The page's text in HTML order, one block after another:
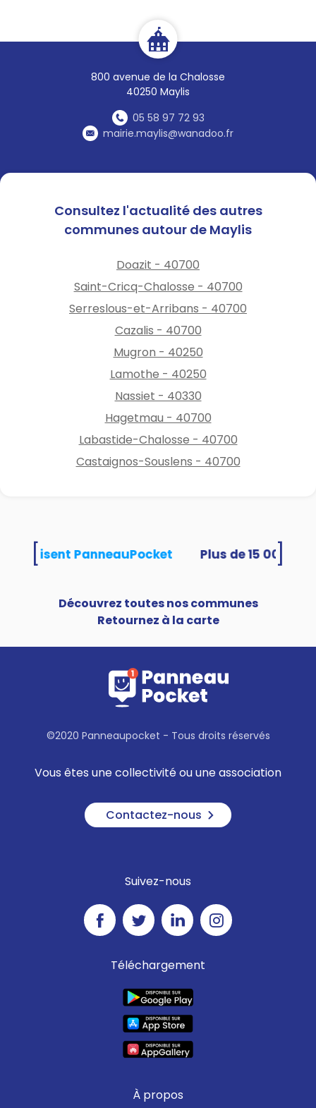
800 avenue de la Chalosse
40250 Maylis
05 58 97 72 93
mairie.maylis@wanadoo.fr
Consultez l'actualité des autres
communes autour de Maylis
Doazit - 40700
Saint-Cricq-Chalosse - 40700
Serreslous-et-Arribans - 40700
Cazalis - 40700
Mugron - 40250
Lamothe - 40250
Nassiet - 40330
Hagetmau - 40700
Labastide-Chalosse - 40700
Castaignos-Souslens - 40700
utilisent PanneauPocket
Découvrez toutes nos communes
Retournez à la carte
©2020 Panneaupocket - Tous droits réservés
Vous êtes une collectivité ou une association
Contactez-nous
Suivez-nous
Téléchargement
À propos